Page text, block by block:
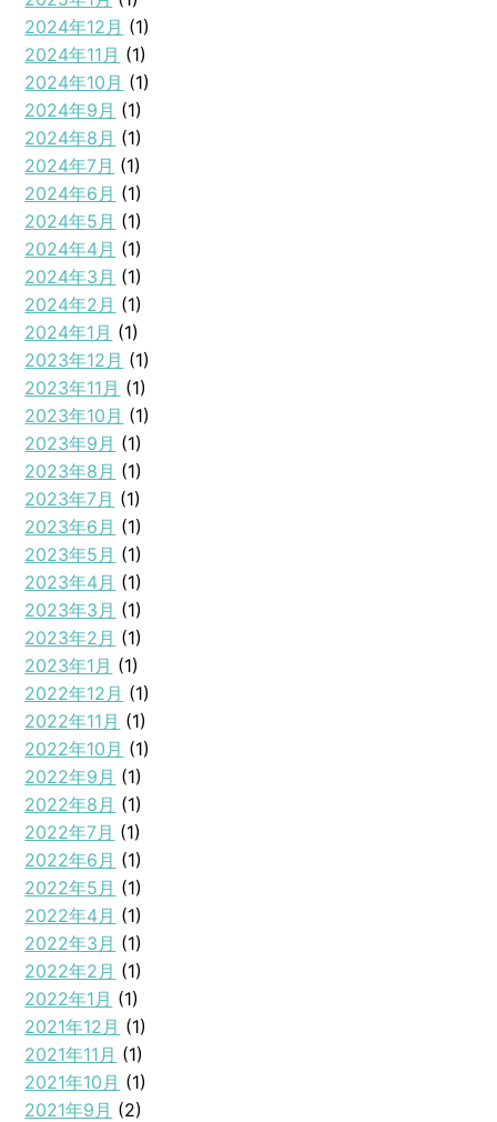
2024年12月 (1)
2024年11月 (1)
2024年10月 (1)
2024年9月 (1)
2024年8月 (1)
2024年7月 (1)
2024年6月 (1)
2024年5月 (1)
2024年4月 (1)
2024年3月 (1)
2024年2月 (1)
2024年1月 (1)
2023年12月 (1)
2023年11月 (1)
2023年10月 (1)
2023年9月 (1)
2023年8月 (1)
2023年7月 (1)
2023年6月 (1)
2023年5月 (1)
2023年4月 (1)
2023年3月 (1)
2023年2月 (1)
2023年1月 (1)
2022年12月 (1)
2022年11月 (1)
2022年10月 (1)
2022年9月 (1)
2022年8月 (1)
2022年7月 (1)
2022年6月 (1)
2022年5月 (1)
2022年4月 (1)
2022年3月 (1)
2022年2月 (1)
2022年1月 (1)
2021年12月 (1)
2021年11月 (1)
2021年10月 (1)
2021年9月 (2)